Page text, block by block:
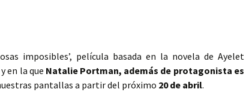
imposibles’, película basada en la novela de Ayelet
en la que Natalie Portman, además de protagonista es
pantallas a partir del próximo 20 de abril.